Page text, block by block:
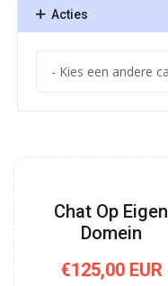
Acties
Chat Op Eigen
Domein
€125,00 EUR